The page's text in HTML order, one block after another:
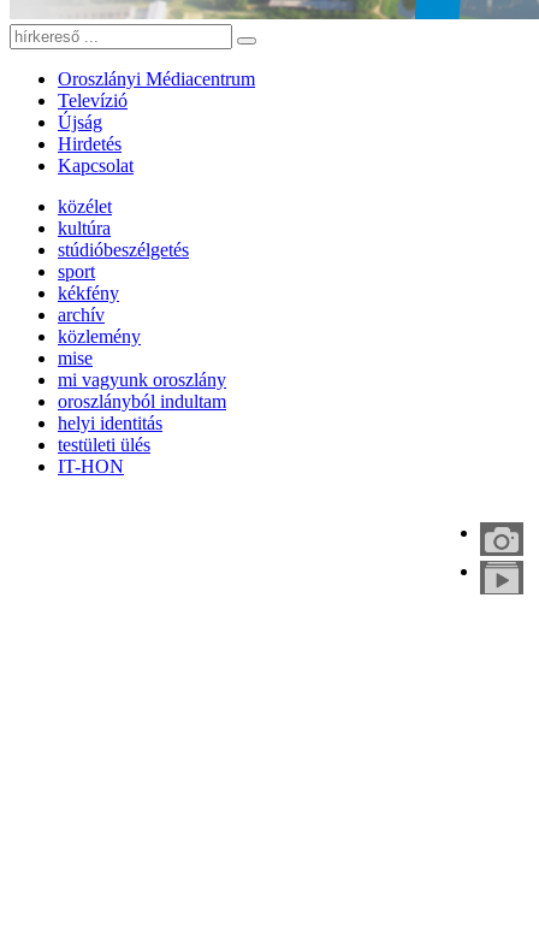
Oroszlányi Médiacentrum
Televízió
Újság
Hirdetés
Kapcsolat
közélet
kultúra
stúdióbeszélgetés
sport
kékfény
archív
közlemény
mise
mi vagyunk oroszlány
oroszlányból indultam
helyi identitás
testületi ülés
IT-HON